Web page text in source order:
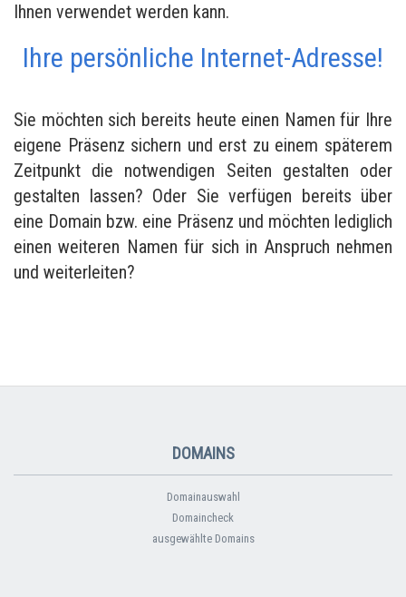
Ihnen verwendet werden kann.
Ihre persönliche Internet-Adresse!
Sie möchten sich bereits heute einen Namen für Ihre
eigene Präsenz sichern und erst zu einem späterem
Zeitpunkt die notwendigen Seiten gestalten oder
gestalten lassen? Oder Sie verfügen bereits über
eine Domain bzw. eine Präsenz und möchten lediglich
einen weiteren Namen für sich in Anspruch nehmen
und weiterleiten?
DOMAINS
Domainauswahl
Domaincheck
ausgewählte Domains